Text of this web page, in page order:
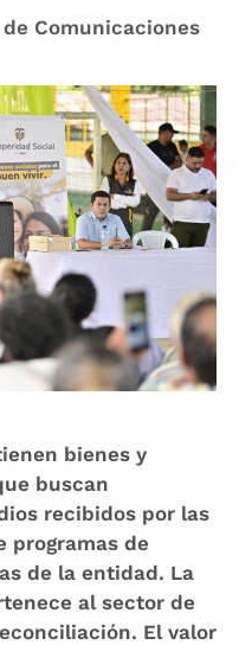
Comunicaciones
bienes y
buscan
recibidos por las
programas de
de la entidad. La
al sector de
El valor